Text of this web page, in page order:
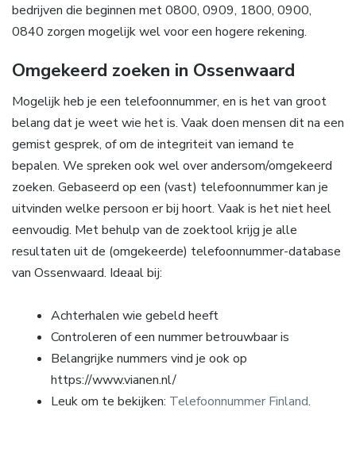
bedrijven die beginnen met 0800, 0909, 1800, 0900,
0840 zorgen mogelijk wel voor een hogere rekening.
Omgekeerd zoeken in Ossenwaard
Mogelijk heb je een telefoonnummer, en is het van groot
belang dat je weet wie het is. Vaak doen mensen dit na een
gemist gesprek, of om de integriteit van iemand te
bepalen. We spreken ook wel over andersom/omgekeerd
zoeken. Gebaseerd op een (vast) telefoonnummer kan je
uitvinden welke persoon er bij hoort. Vaak is het niet heel
eenvoudig. Met behulp van de zoektool krijg je alle
resultaten uit de (omgekeerde) telefoonnummer-database
van Ossenwaard. Ideaal bij:
Achterhalen wie gebeld heeft
Controleren of een nummer betrouwbaar is
Belangrijke nummers vind je ook op
https://www.vianen.nl/
Leuk om te bekijken: Telefoonnummer Finland.